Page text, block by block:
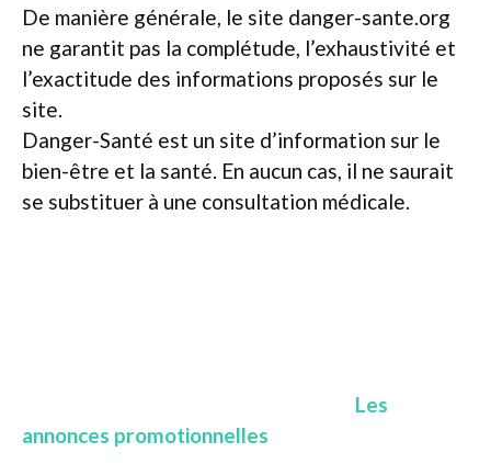
De manière générale, le site danger-sante.org
ne garantit pas la complétude, l’exhaustivité et
l’exactitude des informations proposés sur le
site.
Danger-Santé est un site d’information sur le
bien-être et la santé. En aucun cas, il ne saurait
se substituer à une consultation médicale.
Les
annonces promotionnelles